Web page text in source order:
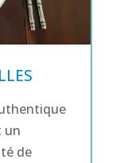
un
de